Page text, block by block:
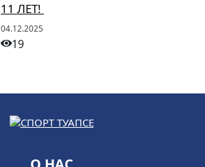
11 ЛЕТ!
04.12.2025
19